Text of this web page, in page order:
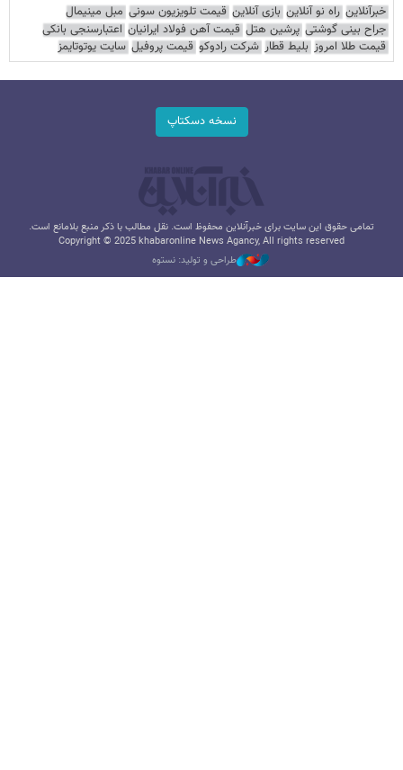
خبرآنلاین راه نو آنلاین بازی آنلاین قیمت تلویزیون سونی مبل مینیمال
جراح بینی گوشتی پرشین هتل قیمت آهن فولاد ایرانیان اعتبارسنجی بانکی
قیمت طلا امروز بلیط قطار شرکت رادوکو قیمت پروفیل سایت یوتوتایمز
نسخه دسکتاپ
تمامی حقوق این سایت برای خبرآنلاین محفوظ است. نقل مطالب با ذکر منبع بلامانع است.
Copyright © 2025 khabaronline News Agancy, All rights reserved
طراحی و تولید: نستوه